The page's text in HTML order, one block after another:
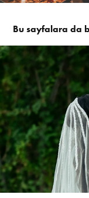
Bu sayfalara da